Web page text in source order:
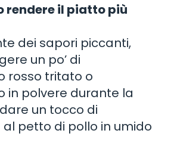
rendere il piatto più
dei sapori piccanti,
un po’ di
rosso tritato o
in polvere durante la
un tocco di
al petto di pollo in umido